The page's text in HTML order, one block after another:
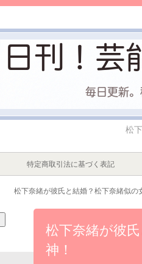
松
特定商取引法に基づく表記
松下奈緒が彼氏と結婚？松下奈緒似の
松下奈緒が彼
神！